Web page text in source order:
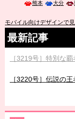
熊本
大分
モバイル向けデザインで
最新記事
［3219号］特別な
［3220号］伝説の
［3230号］世界一